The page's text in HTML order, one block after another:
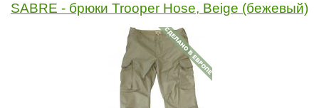
SABRE - брюки Trooper Hose, Beige (бежевый)